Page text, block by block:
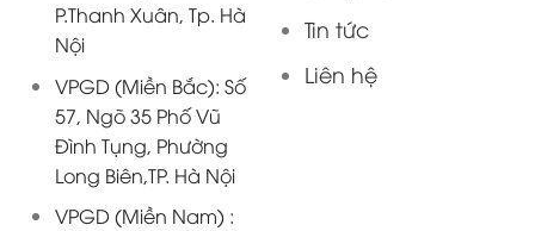
P.Thanh Xuân, Tp. Hà
Nội
VPGD (Miền Bắc): Số
57, Ngõ 35 Phố Vũ
Đình Tụng, Phường
Long Biên,TP. Hà Nội
VPGD (Miền Nam) :
Tin tức
Liên hệ